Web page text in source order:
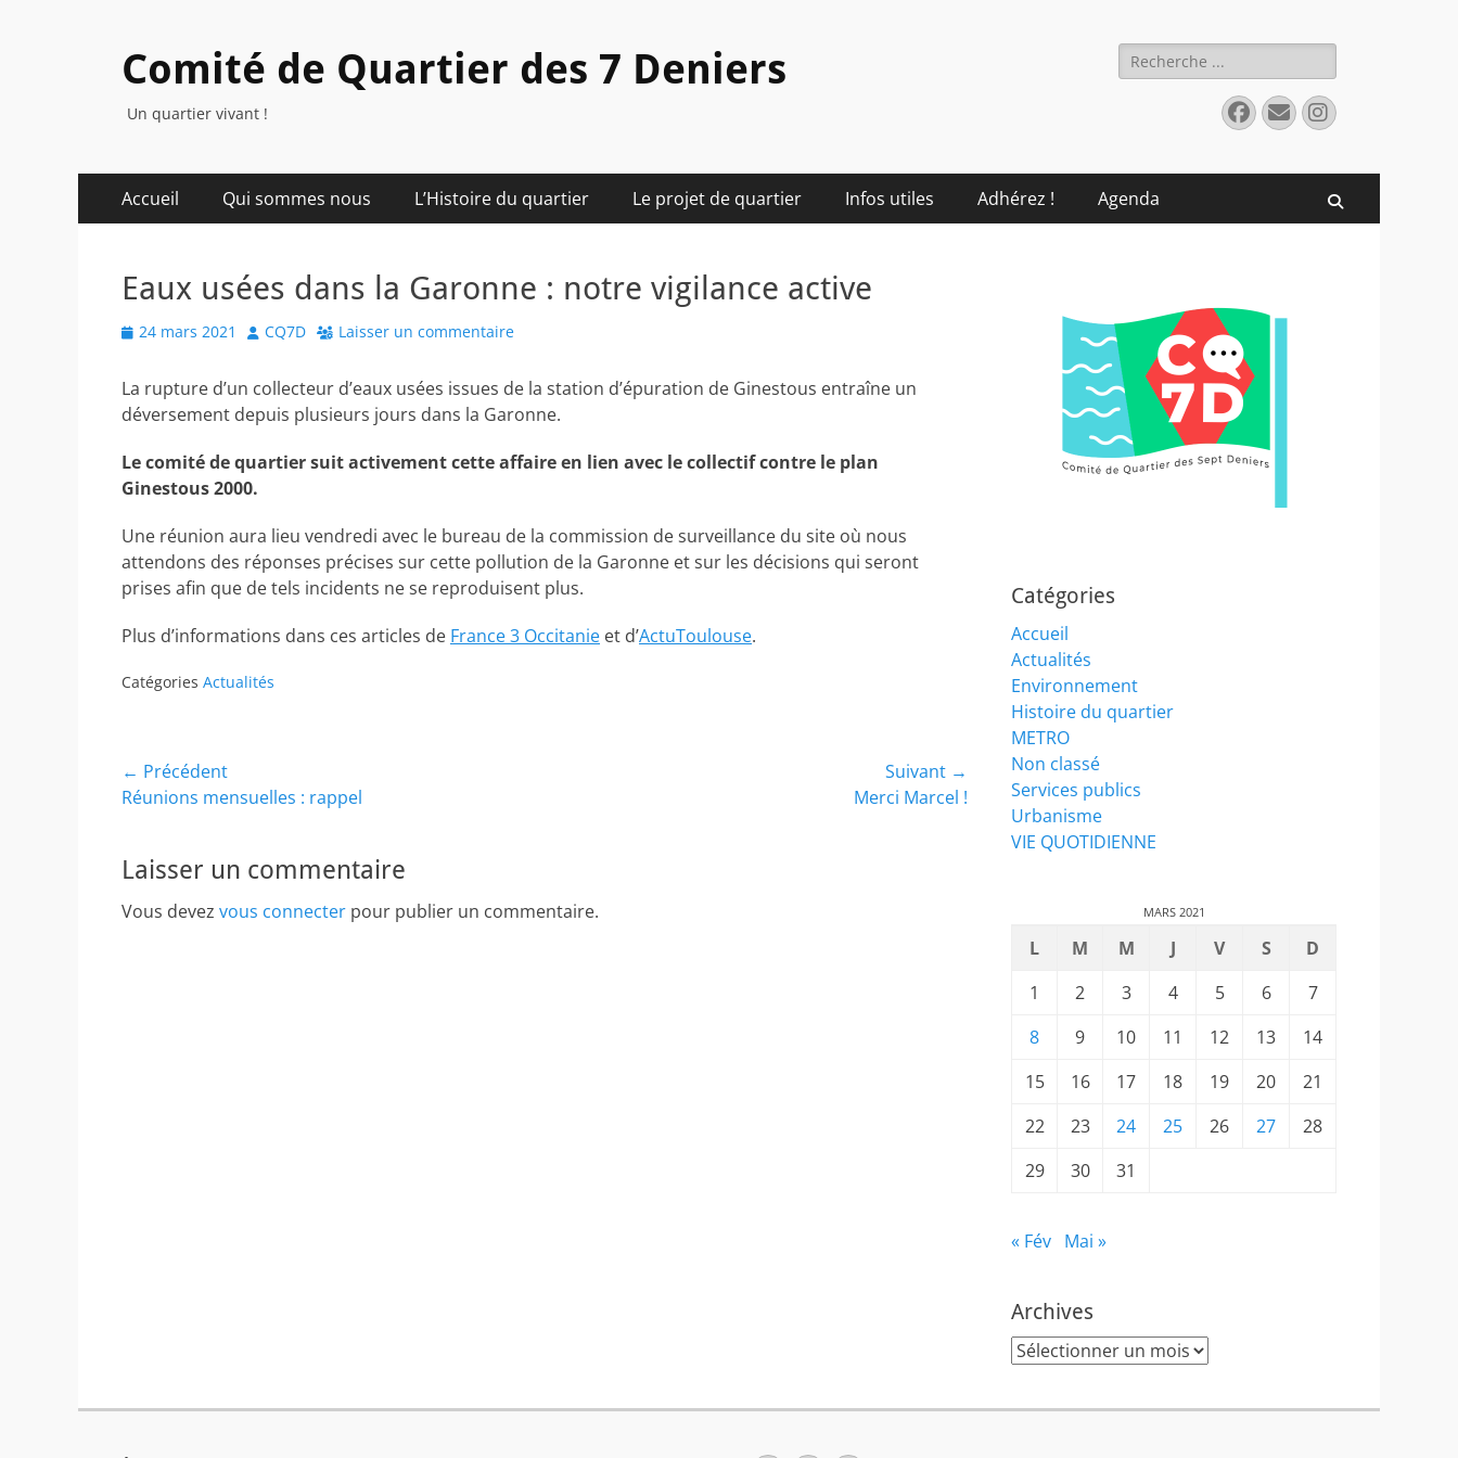
Comité de Quartier des 7 Deniers
Un quartier vivant !
Rechercher :
Facebook
E-
mail
Instagram
Menu
principal
Accueil Qui sommes nous L’Histoire du quartier Le projet de quartier Infos utiles Adhérez ! Agenda
Eaux usées dans la Garonne : notre vigilance active
Posted
24 mars 2021 Author
CQ7D Laisser un commentaire
La rupture d’un collecteur d’eaux usées issues de la station d’épuration de Ginestous entraîne un
déversement depuis plusieurs jours dans la Garonne.
Le comité de quartier suit activement cette affaire en lien avec le collectif contre le plan
Ginestous 2000.
Une réunion aura lieu vendredi avec le bureau de la commission de surveillance du site où nous
attendons des réponses précises sur cette pollution de la Garonne et sur les décisions qui seront
prises afin que de tels incidents ne se reproduisent plus.
Plus d’informations dans ces articles de France 3 Occitanie et d’ActuToulouse.
Catégories Actualités
Navigation
de
l’article
← Précédent
Article
Réunions mensuelles : rappel
Suivant →
Merci Marcel !
Laisser un commentaire
Vous devez vous connecter pour publier un commentaire.
Catégories
Accueil
Actualités
Environnement
Histoire du quartier
METRO
Non classé
Services publics
Urbanisme
VIE QUOTIDIENNE
MARS 2021
L M M J V S
D
1
2 3 4 5 6
7
8
9 10 11 12 13
14
15
16 17 18 19 20
21
22
23 24 25 26 27
28
29
30 31
« Fév Mai »
Archives
Archives